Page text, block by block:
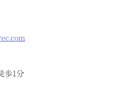
歩1分